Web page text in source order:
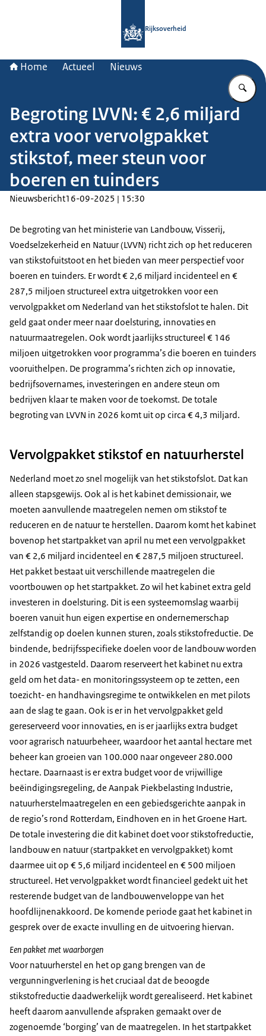
Rijksoverheid
Home Actueel Nieuws
Begroting LVVN: € 2,6 miljard
extra voor vervolgpakket
stikstof, meer steun voor
boeren en tuinders
Nieuwsbericht16-09-2025 | 15:30
De begroting van het ministerie van Landbouw, Visserij,
Voedselzekerheid en Natuur (LVVN) richt zich op het reduceren
van stikstofuitstoot en het bieden van meer perspectief voor
boeren en tuinders. Er wordt € 2,6 miljard incidenteel en €
287,5 miljoen structureel extra uitgetrokken voor een
vervolgpakket om Nederland van het stikstofslot te halen. Dit
geld gaat onder meer naar doelsturing, innovaties en
natuurmaatregelen. Ook wordt jaarlijks structureel € 146
miljoen uitgetrokken voor programma’s die boeren en tuinders
vooruithelpen. De programma’s richten zich op innovatie,
bedrijfsovernames, investeringen en andere steun om
bedrijven klaar te maken voor de toekomst. De totale
begroting van LVVN in 2026 komt uit op circa € 4,3 miljard.
Vervolgpakket stikstof en natuurherstel
Nederland moet zo snel mogelijk van het stikstofslot. Dat kan
alleen stapsgewijs. Ook al is het kabinet demissionair, we
moeten aanvullende maatregelen nemen om stikstof te
reduceren en de natuur te herstellen. Daarom komt het kabinet
bovenop het startpakket van april nu met een vervolgpakket
van € 2,6 miljard incidenteel en € 287,5 miljoen structureel.
Het pakket bestaat uit verschillende maatregelen die
voortbouwen op het startpakket. Zo wil het kabinet extra geld
investeren in doelsturing. Dit is een systeemomslag waarbij
boeren vanuit hun eigen expertise en ondernemerschap
zelfstandig op doelen kunnen sturen, zoals stikstofreductie. De
bindende, bedrijfsspecifieke doelen voor de landbouw worden
in 2026 vastgesteld. Daarom reserveert het kabinet nu extra
geld om het data- en monitoringssysteem op te zetten, een
toezicht- en handhavingsregime te ontwikkelen en met pilots
aan de slag te gaan. Ook is er in het vervolgpakket geld
gereserveerd voor innovaties, en is er jaarlijks extra budget
voor agrarisch natuurbeheer, waardoor het aantal hectare met
beheer kan groeien van 100.000 naar ongeveer 280.000
hectare. Daarnaast is er extra budget voor de vrijwillige
beëindigingsregeling, de Aanpak Piekbelasting Industrie,
natuurherstelmaatregelen en een gebiedsgerichte aanpak in
de regio’s rond Rotterdam, Eindhoven en in het Groene Hart.
De totale investering die dit kabinet doet voor stikstofreductie,
landbouw en natuur (startpakket en vervolgpakket) komt
daarmee uit op € 5,6 miljard incidenteel en € 500 miljoen
structureel. Het vervolgpakket wordt financieel gedekt uit het
resterende budget van de landbouwenveloppe van het
hoofdlijnenakkoord. De komende periode gaat het kabinet in
gesprek over de exacte invulling en de uitvoering hiervan.
Een pakket met waarborgen
Voor natuurherstel en het op gang brengen van de
vergunningverlening is het cruciaal dat de beoogde
stikstofreductie daadwerkelijk wordt gerealiseerd. Het kabinet
heeft daarom aanvullende afspraken gemaakt over de
zogenoemde ‘borging’ van de maatregelen. In het startpakket